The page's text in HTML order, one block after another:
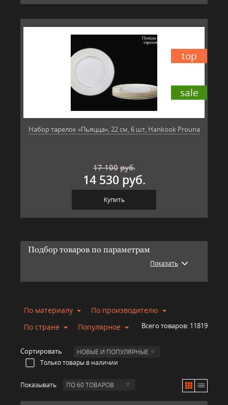
sale
top
Набор тарелок «Пьяцца», 22 см, 6 шт, Hankook Prouna
17 100 руб.
14 530 руб.
Купить
Подбор товаров по параметрам
Показать
По материалу
По производителю
По стране
Популярное Всего товаров: 11819
Сортировать НОВЫЕ И ПОПУЛЯРНЫЕ
Только товары в наличии
Показывать ПО 60 ТОВАРОВ